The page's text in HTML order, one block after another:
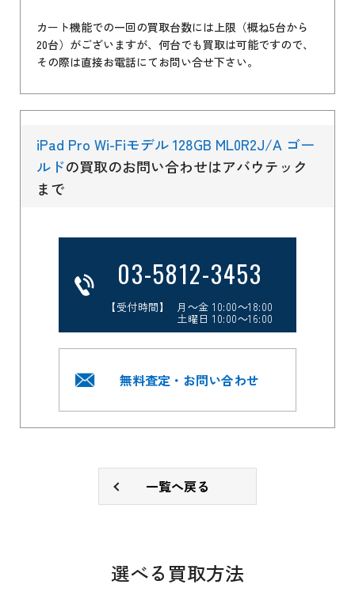
カート機能での一回の買取台数には上限（概ね5台から
20台）がございますが、何台でも買取は可能ですので、
その際は直接お電話にてお問い合せ下さい。
iPad Pro Wi-Fiモデル 128GB ML0R2J/A ゴー
ルドの買取のお問い合わせはアバウテック
まで
03-5812-3453
【受付時間】 月～金 10:00～18:00
土曜日 10:00～16:00
無料査定・お問い合わせ
一覧へ戻る
選べる買取方法